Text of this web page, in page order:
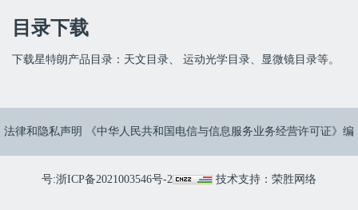
目录下载
下载星特朗产品目录：天文目录、 运动光学目录、显微镜目录等。
法律和隐私声明 《中华人民共和国电信与信息服务业务经营许可证》编
号:浙ICP备2021003546号-2 技术支持： 荣胜网络